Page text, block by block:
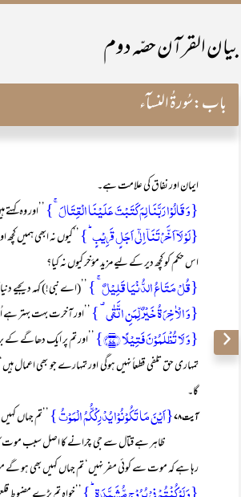
بیان القرآن حصّہ دوم
باب:سُورۃُ النسآء
ایمان اور نفاق کی علامت ہے۔
{وَ قَالُوۡا رَبَّنَا لِمَ کَتَبۡتَ عَلَیۡنَا الۡقِتَالَ ۚ} ’’اور وہ
{لَوۡ لَاۤ اَخَّرۡتَنَاۤ اِلٰۤی اَجَلٍ قَرِیۡبٍ ؕ} ’’کیوں نہ ابھی ہمیں
اس حکم کو کچھ دیر کے لیے مزید مؤخر کیوں نہ کیا؟
{قُلۡ مَتَاعُ الدُّنۡیَا قَلِیۡلٌ ۚ } ’’(اے نبی!) کہہ دیجیے
{وَ الۡاٰخِرَۃُ خَیۡرٌ لِّمَنِ اتَّقٰی ۟ } ’’اور آخرت بہت بہتر
{وَ لَا تُظۡلَمُوۡنَ فَتِیۡلًا ﴿۷۷﴾}
’’اور تم پر ایک دھاگے کے
تمہاری حق تلفی قطعاً نہیں ہوگی اور تمہارے جو بھی اعمال
گا۔
آیت ۷۸ {اَیۡنَ مَا تَکُوۡنُوۡا یُدۡرِکۡکُّمُ الۡمَوۡتُ } ’’تم جہاں
ظاہر ہے قتال سے جی چرانے کا اصل سبب موت کا خوف
رہا ہے کہ موت سے کوئی مفر نہیں‘ تم جہاں کہیں بھی ہو